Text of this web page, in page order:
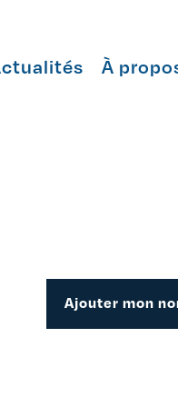
À
Ajouter mon